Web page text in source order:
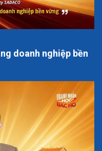
doanh nghiệp bền